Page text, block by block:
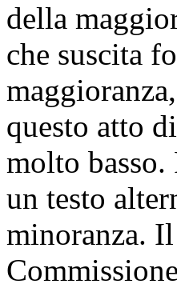
della
che suscita
questo atto
molto basso.
un testo
minoranza.